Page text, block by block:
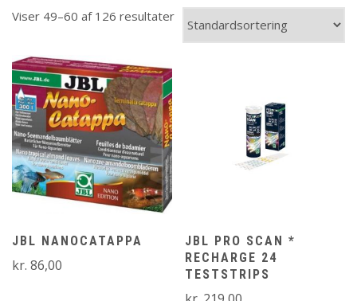
Viser 49–60 af 126 resultater
JBL NANOCATAPPA
kr. 86,00
JBL PRO SCAN *
RECHARGE 24
TESTSTRIPS